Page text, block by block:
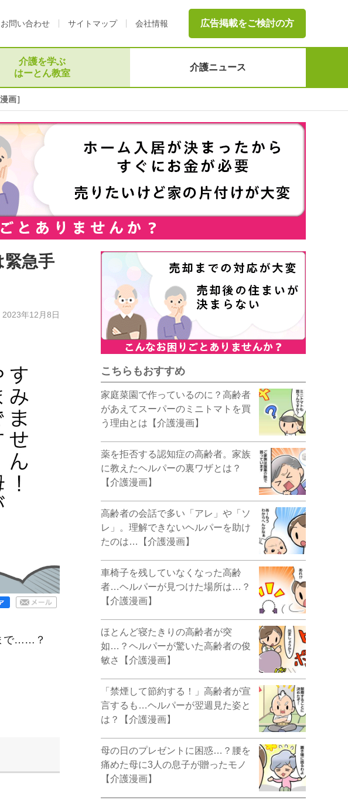
お問い合わせ サイトマップ 会社情報 広告掲載をご検討の方
介護を学ぶ
はーとん教室
介護ニュース
画］
急手
2023年12月8日
で……？
こちらもおすすめ
家庭菜園で作っているのに？高齢者
があえてスーパーのミニトマトを買
う理由とは【介護漫画】
薬を拒否する認知症の高齢者。家族
に教えたヘルパーの裏ワザとは？
【介護漫画】
高齢者の会話で多い「アレ」や「ソ
レ」。理解できないヘルパーを助け
たのは…【介護漫画】
車椅子を残していなくなった高齢
者…ヘルパーが見つけた場所は…？
【介護漫画】
ほとんど寝たきりの高齢者が突
如…？ヘルパーが驚いた高齢者の俊
敏さ【介護漫画】
「禁煙して節約する！」高齢者が宣
言するも…ヘルパーが翌週見た姿と
は？【介護漫画】
母の日のプレゼントに困惑…？腰を
痛めた母に3人の息子が贈ったモノ
【介護漫画】